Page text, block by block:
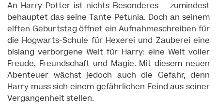
An Harry Potter ist nichts Besonderes – zumindest
behauptet das seine Tante Petunia. Doch an seinem
elften Geburtstag öffnet ein Aufnahmeschreiben für
die Hogwarts-Schule für Hexerei und Zauberei eine
bislang verborgene Welt für Harry: eine Welt voller
Freude, Freundschaft und Magie. Mit diesem neuen
Abenteuer wächst jedoch auch die Gefahr, denn
Harry muss sich einem gefährlichen Feind aus seiner
Vergangenheit stellen.